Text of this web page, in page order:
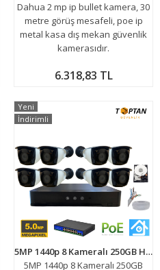
Dahua 2 mp ip bullet kamera, 30
metre görüş mesafeli, poe ip
metal kasa dış mekan güvenlik
kamerasıdır.
6.318,83 TL
5MP 1440p 8 Kameralı 250GB Harddisk Dahil IP Poe Güvenlik Kamerası Seti - ST-58250
5MP 1440p 8 Kameralı 250GB
Yeni
İndirimli